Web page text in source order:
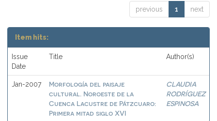
previous 1 next
Item hits:
Issue
Date
Title Author(s)
Jan-2007
Morfología del paisaje
cultural. Noroeste de la
Cuenca Lacustre de Pátzcuaro:
Primera mitad siglo XVI
CLAUDIA
RODRÍGUEZ
ESPINOSA